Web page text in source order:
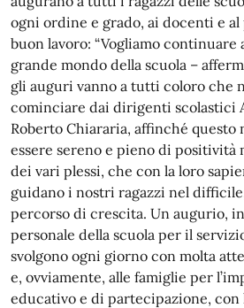
ogni ordine e grado, ai docenti e
buon lavoro: “Vogliamo continuare
grande mondo della scuola –
gli auguri vanno a tutti coloro che
cominciare dai dirigenti scolastici
Roberto Chiararia, affinché questo
essere sereno e pieno di positività
dei vari plessi, che con la loro
guidano i nostri ragazzi nel
percorso di crescita. Un augurio,
personale della scuola per il
svolgono ogni giorno con molta
e, ovviamente, alle famiglie per
educativo e di partecipazione, con